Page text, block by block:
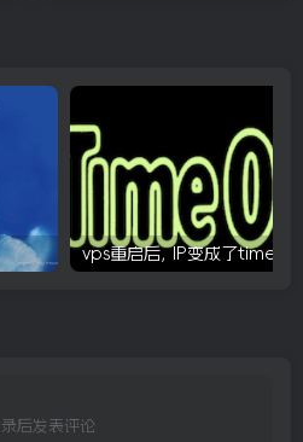
后发表评论